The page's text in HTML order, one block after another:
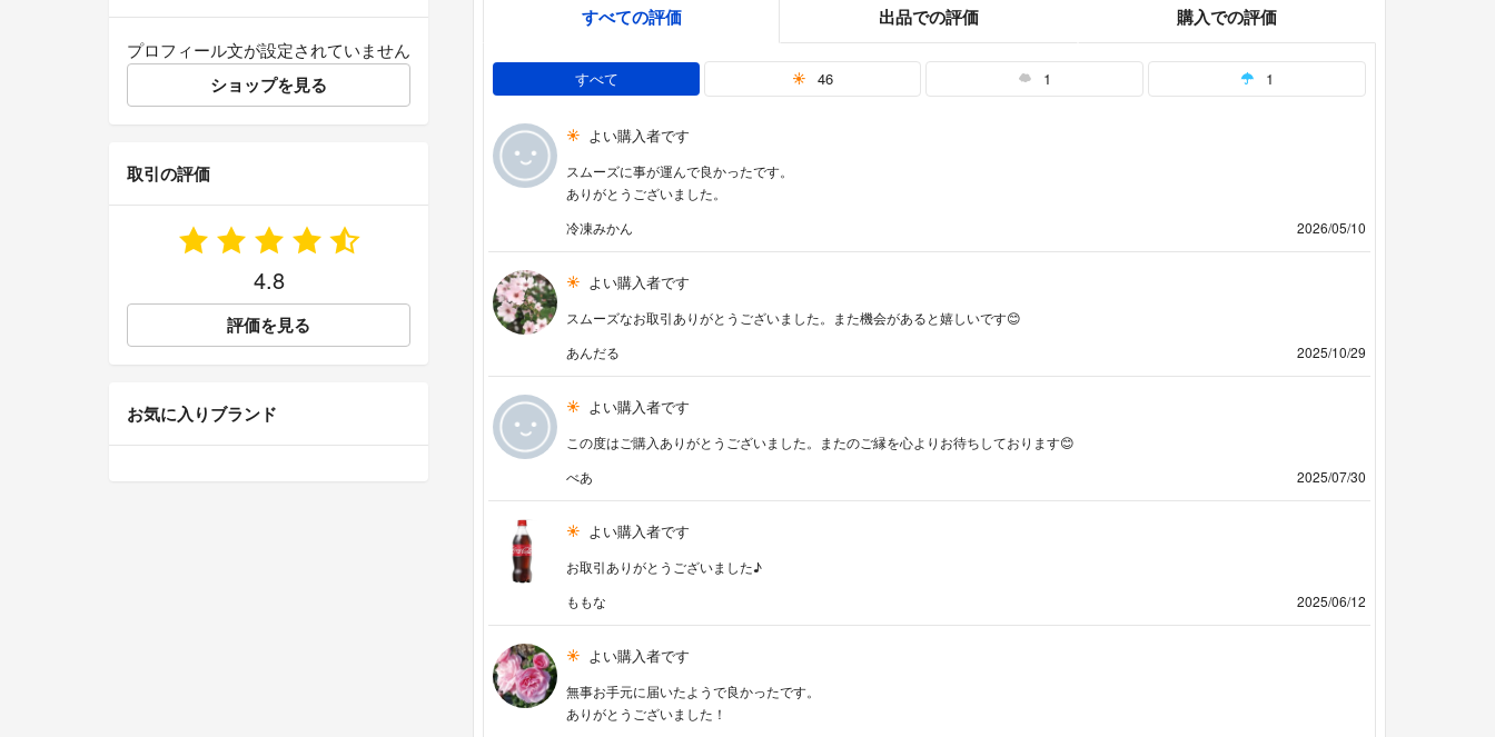
すべての評価 出品での評価 購入での評価
すべて 46 1 1
よい購入者です
スムーズに事が運んで良かったです。
ありがとうございました。
冷凍みかん
2026/05/10
よい購入者です
スムーズなお取引ありがとうございました。また機会があると嬉しいです😊
あんだる
2025/10/29
よい購入者です
この度はご購入ありがとうございました。またのご縁を心よりお待ちしております😊
べあ
2025/07/30
よい購入者です
お取引ありがとうございました♪
ももな
2025/06/12
よい購入者です
無事お手元に届いたようで良かったです。
ありがとうございました！
プロフィール文が設定されていません
ショップを見る
取引の評価
4.8
評価を見る
お気に入りブランド